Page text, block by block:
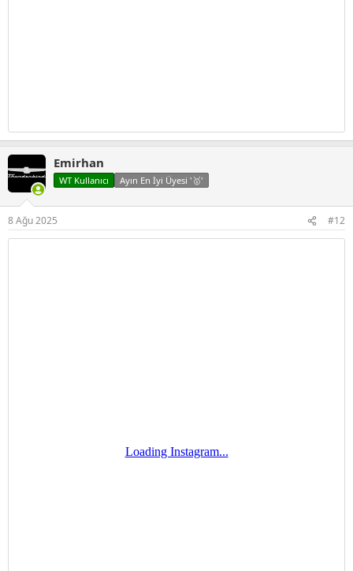
Emirhan
WT Kullanıcı Ayın En İyi Üyesi '🥇'
8 Ağu 2025 #12